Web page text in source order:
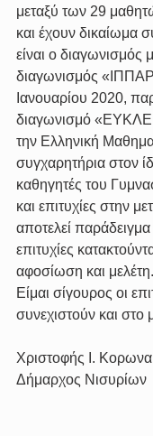
μεταξύ των 29
και έχουν δικαίωμα
είναι ο
διαγωνισμός
Ιανουαρίου 2020,
διαγωνισμό
την Ελληνική
συγχαρητήρια στον
καθηγητές του
και επιτυχίες στην
αποτελεί
επιτυχίες
αφοσίωση και μελέτη.
Είμαι σίγουρος οι
συνεχιστούν και στο
Χριστοφής Ι.
Δήμαρχος Νισυρίων